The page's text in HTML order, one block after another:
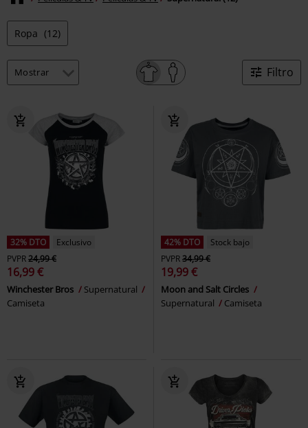
Ropa (12)
Filtro
32% DTO
Exclusivo
PVPR24,99 €
16,99 €
Winchester Bros
Supernatural
Camiseta
42% DTO
Stock bajo
PVPR34,99 €
19,99 €
Moon and Salt Circles
Supernatural
Camiseta